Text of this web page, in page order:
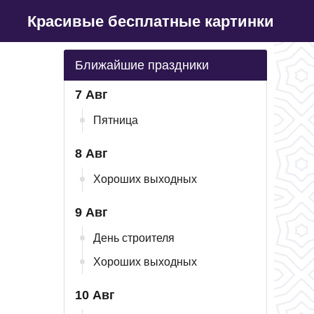
Красивые бесплатные картинки
Ближайшие праздники
7 Авг
Пятница
8 Авг
Хороших выходных
9 Авг
День строителя
Хороших выходных
10 Авг